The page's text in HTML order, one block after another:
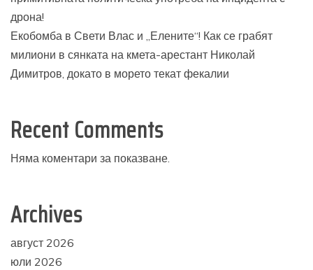
дрона!
Екобомба в Свети Влас и „Елените“! Как се грабят
милиони в сянката на кмета-арестант Николай
Димитров, докато в морето текат фекалии
Recent Comments
Няма коментари за показване.
Archives
август 2026
юли 2026